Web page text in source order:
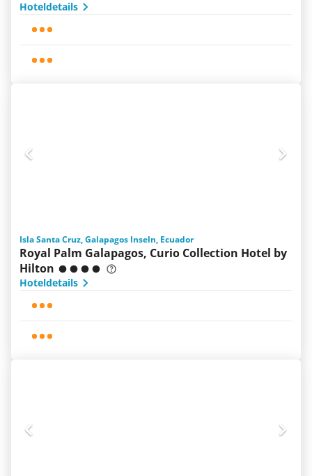
Hoteldetails
Isla Santa Cruz, Galapagos Inseln, Ecuador
Royal Palm Galapagos, Curio Collection Hotel by
Hilton
Hoteldetails